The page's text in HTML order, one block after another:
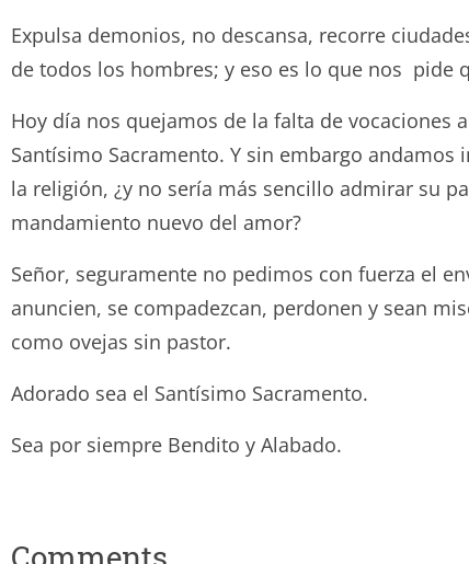
Expulsa demonios, no descansa, recorre
de todos los hombres; y eso es lo que nos pide
Hoy día nos quejamos de la falta de vocaciones
Santísimo Sacramento. Y sin embargo
la religión, ¿y no sería más sencillo admirar su
mandamiento nuevo del amor?
Señor, seguramente no pedimos con fuerza el
anuncien, se compadezcan, perdonen y sean
como ovejas sin pastor.
Adorado sea el Santísimo Sacramento.
Sea por siempre Bendito y